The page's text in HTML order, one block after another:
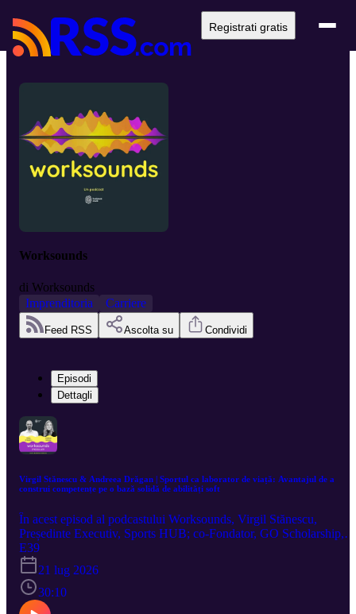
Registrati gratis
Worksounds
di Worksounds
Imprenditoria
Carriere
Feed RSS Ascolta su Condividi
Episodi
Dettagli
Virgil Stănescu & Andreea Drăgan | Sportul ca laborator de viață: Avantajul de a
construi competențe pe o bază solidă de abilități soft
În acest episod al podcastului Worksounds, Virgil Stănescu,
Președinte Executiv, Sports HUB; co-Fondator, GO Scholarship,
co-Fondator, ReThink Romania; Vice-președinte, CEO Clubs
România, discută cu Andreea Drăgan, Co-Founder BusinessMark
despre sport, ca laborator de viață, și avantajul de a construi
competențe pe o bază solidă de abilități soft. Episod găzduit de JW
Marriott Bucharest Grand Hotel
E39
21 lug 2026
30:10